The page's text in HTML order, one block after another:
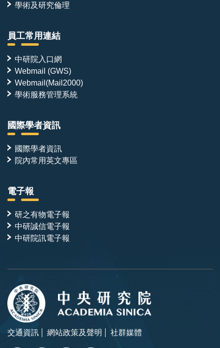
學術及研究倫理
員工常用連結
中研院入口網
Webmail (GWS)
Webmail(Mail2000)
學術服務管理系統
國際學者資訊
國際學者資訊
院內常用英文專區
電子報
研之有物電子報
中研誠信電子報
中研院訊電子報
交通資訊 網站政策及聲明 社群媒體